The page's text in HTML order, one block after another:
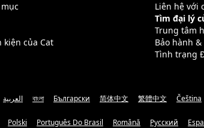
kiện của Cat
Liên hệ với
Tìm đại lý
Trung tâm
Bảo hành
Tình trạng
العربية বাংলা Български 简体中文 繁體中文 Čeština
Polski Português Do Brasil Română Русский